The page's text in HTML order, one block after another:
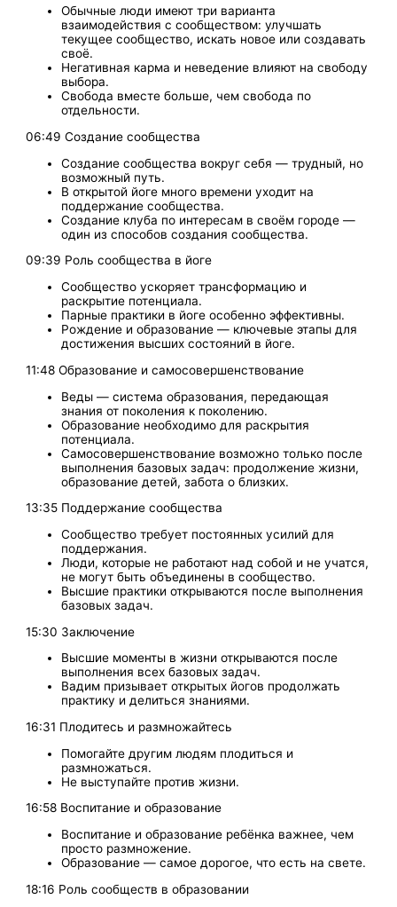
Обычные люди имеют три варианта
взаимодействия с сообществом: улучшать
текущее сообщество, искать новое или создавать
своё.
Негативная карма и неведение влияют на свободу
выбора.
Свобода вместе больше, чем свобода по
отдельности.
06:49 Создание сообщества
Создание сообщества вокруг себя — трудный, но
возможный путь.
В открытой йоге много времени уходит на
поддержание сообщества.
Создание клуба по интересам в своём городе —
один из способов создания сообщества.
09:39 Роль сообщества в йоге
Сообщество ускоряет трансформацию и
раскрытие потенциала.
Парные практики в йоге особенно эффективны.
Рождение и образование — ключевые этапы для
достижения высших состояний в йоге.
11:48 Образование и самосовершенствование
Веды — система образования, передающая
знания от поколения к поколению.
Образование необходимо для раскрытия
потенциала.
Самосовершенствование возможно только после
выполнения базовых задач: продолжение жизни,
образование детей, забота о близких.
13:35 Поддержание сообщества
Сообщество требует постоянных усилий для
поддержания.
Люди, которые не работают над собой и не учатся,
не могут быть объединены в сообщество.
Высшие практики открываются после выполнения
базовых задач.
15:30 Заключение
Высшие моменты в жизни открываются после
выполнения всех базовых задач.
Вадим призывает открытых йогов продолжать
практику и делиться знаниями.
16:31 Плодитесь и размножайтесь
Помогайте другим людям плодиться и
размножаться.
Не выступайте против жизни.
16:58 Воспитание и образование
Воспитание и образование ребёнка важнее, чем
просто размножение.
Образование — самое дорогое, что есть на свете.
18:16 Роль сообществ в образовании